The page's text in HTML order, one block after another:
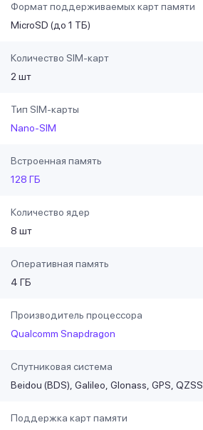
Формат поддерживаемых карт памяти
MicroSD (до 1 ТБ)
Количество SIM-карт
2 шт
Тип SIM-карты
Nano-SIM
Встроенная память
128 ГБ
Количество ядер
8 шт
Оперативная память
4 ГБ
Производитель процессора
Qualcomm Snapdragon
Спутниковая система
Beidou (BDS) Galileo Glonass GPS QZSS
Поддержка карт памяти